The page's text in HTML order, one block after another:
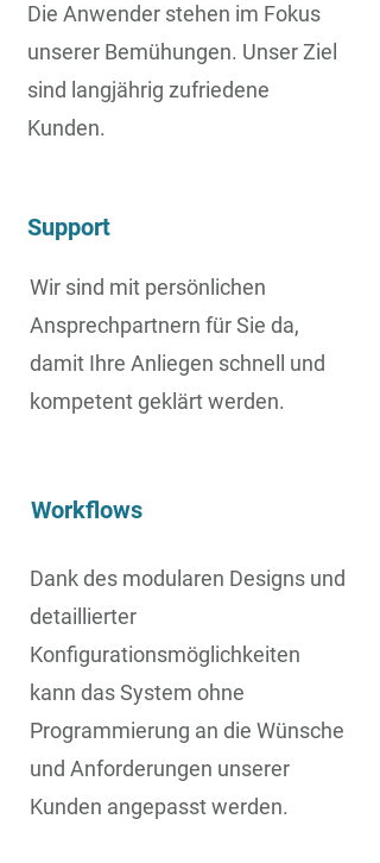
Die Anwender stehen im Fokus
unserer Bemühungen. Unser Ziel
sind langjährig zufriedene
Kunden.
Support
Wir sind mit persönlichen
Ansprechpartnern für Sie da,
damit Ihre Anliegen schnell und
kompetent geklärt werden.
Workflows
Dank des modularen Designs und
detaillierter
Konfigurationsmöglichkeiten
kann das System ohne
Programmierung an die Wünsche
und Anforderungen unserer
Kunden angepasst werden.